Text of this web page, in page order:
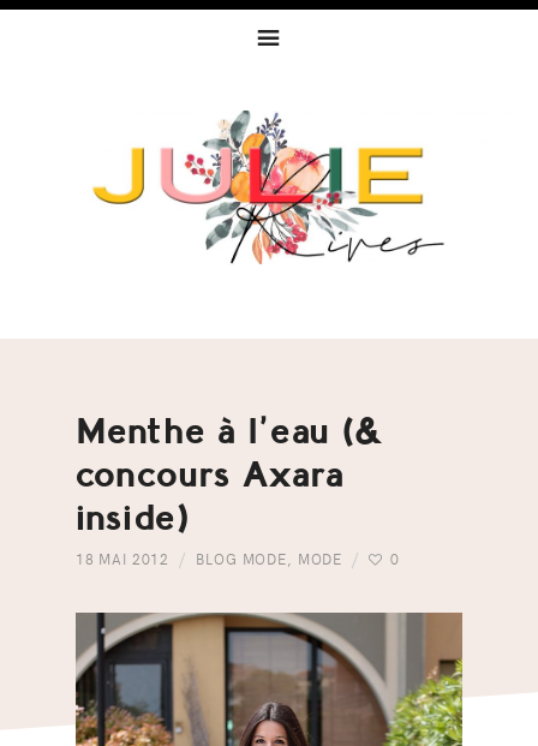
Menthe à l’eau (&
concours Axara
inside)
18 MAI 2012 BLOG MODE MODE 0